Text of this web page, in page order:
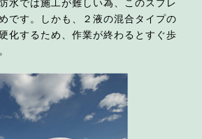
水では施工が難しい為、このスプレ
です。しかも、２液の混合タイプの
化するため、作業が終わるとすぐ歩